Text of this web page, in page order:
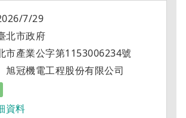
7/29
北市政府
市產業公字第1153006234號
旭冠機電工程股份有限公司
資料